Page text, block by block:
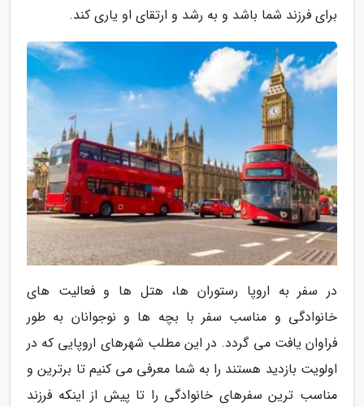
برای فرزند شما باشد و به رشد و ارتقای او یاری کند.
در سفر به اروپا رستوران ها، هتل ها و فعالیت های
خانوادگی و مناسب سفر با بچه ها و نوجوانان به طور
فراوان یافت می گردد. در این مطلب شهرهای اروپایی که در
اولویت بازدید هستند را به شما معرفی می کنیم تا برترین و
مناسب ترین سفرهای خانوادگی را تا پیش از اینکه فرزند